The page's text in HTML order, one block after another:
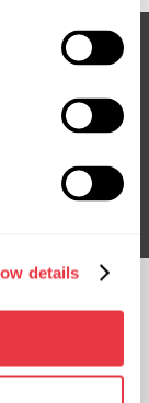
details
и скидки
Подписаться